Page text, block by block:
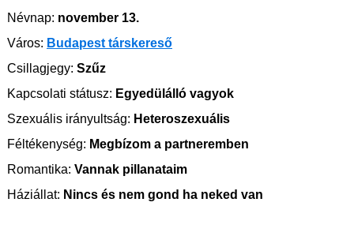
Névnap: november 13.
Város: Budapest társkereső
Csillagjegy: Szűz
Kapcsolati státusz: Egyedülálló vagyok
Szexuális irányultság: Heteroszexuális
Féltékenység: Megbízom a partneremben
Romantika: Vannak pillanataim
Háziállat: Nincs és nem gond ha neked van